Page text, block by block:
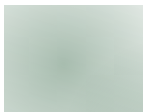
tatsächlich zu neuen filmischen